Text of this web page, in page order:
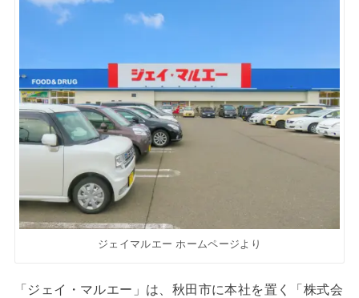
ジェイマルエー ホームページより
「ジェイ・マルエー」は、秋田市に本社を置く「株式会